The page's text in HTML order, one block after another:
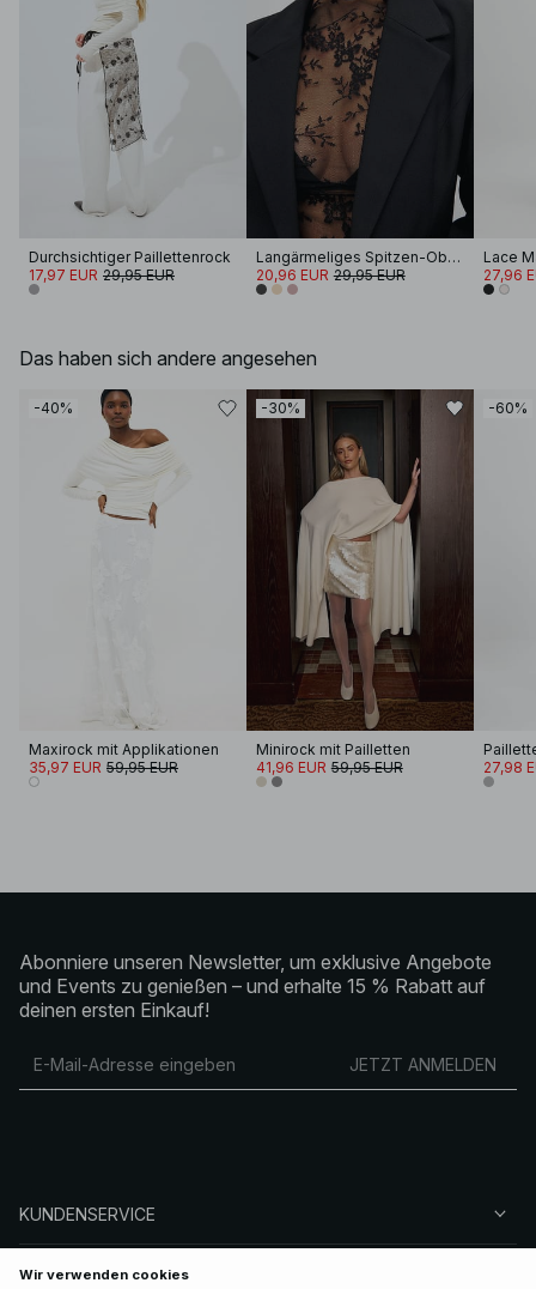
Durchsichtiger Paillettenrock
17,97 EUR 29,95 EUR
Langärmeliges Spitzen-Oberteil
20,96 EUR 29,95 EUR
Lace
27,96
Das haben sich andere angesehen
-40%
Maxirock mit Applikationen
35,97 EUR 59,95 EUR
-30%
Minirock mit Pailletten
41,96 EUR 59,95 EUR
-60%
27,98
Abonniere unseren Newsletter, um exklusive Angebote
und Events zu genießen – und erhalte 15 % Rabatt auf
deinen ersten Einkauf!
JETZT ANMELDEN
KUNDENSERVICE
ÜBER NA-KD